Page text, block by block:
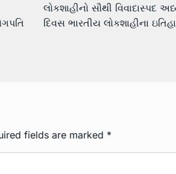
લોકશાહીનો સૌથી વિવાદાસ્પદ
દિવસ ભારતીય લોકશાહીના
fields are marked *